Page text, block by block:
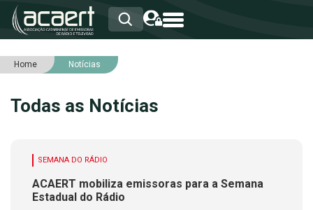
HOME
ASSOCIADOS
NOTÍCIAS
SERVIÇOS
INTEGRIDADE
Home Notícias
Todas as Notícias
SEMANA DO RÁDIO
ACAERT mobiliza emissoras para a Semana
Estadual do Rádio